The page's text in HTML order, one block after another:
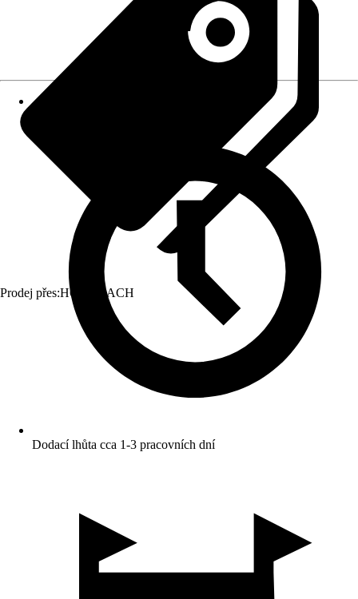
Prodej přes:HORNBACH
Dodací lhůta cca 1-3 pracovních dní